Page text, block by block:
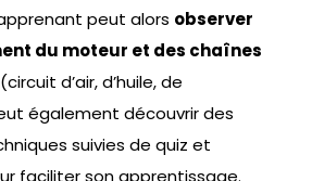
peut alors observer
du moteur et des chaînes
(circuit d’air, d’huile, de
également découvrir des
suivies de quiz et
faciliter son apprentissage.